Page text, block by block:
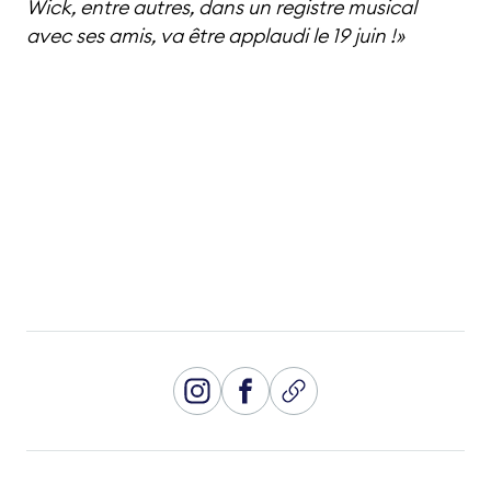
Wick, entre autres, dans un registre musical
avec ses amis, va être applaudi le 19 juin !»